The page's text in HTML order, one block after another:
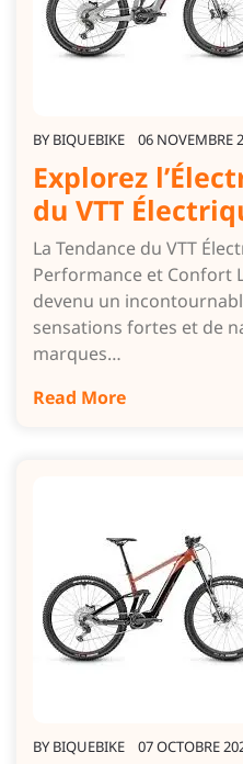
BY BIQUEBIKE 06 NOVEMBRE
Explorez
du VTT
La Tendance du VTT
Performance et Confort
devenu un
sensations fortes et de
marques…
Read More
BY BIQUEBIKE 07 OCTOBRE